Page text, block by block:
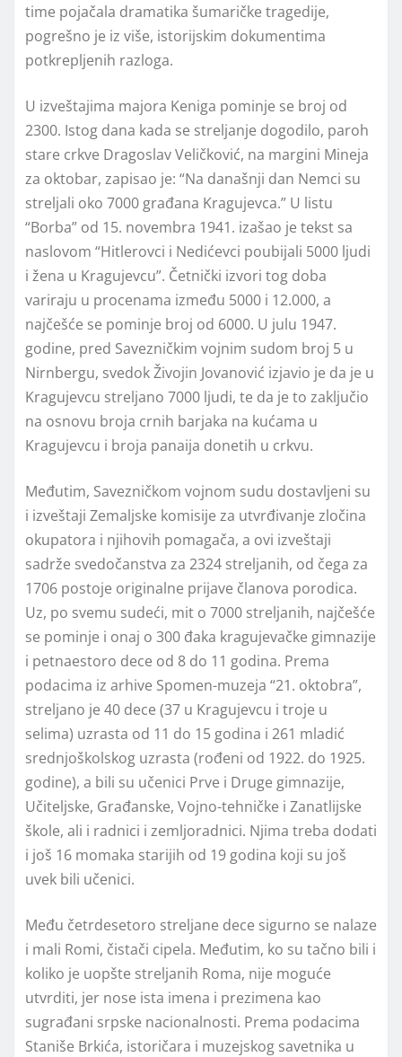
time pojačala dramatika šumaričke tragedije,
pogrešno je iz više, istorijskim dokumentima
potkrepljenih razloga.
U izveštajima majora Keniga pominje se broj od
2300. Istog dana kada se streljanje dogodilo, paroh
stare crkve Dragoslav Veličković, na margini Mineja
za oktobar, zapisao je: “Na današnji dan Nemci su
streljali oko 7000 građana Kragujevca.” U listu
“Borba” od 15. novembra 1941. izašao je tekst sa
naslovom “Hitlerovci i Nedićevci poubijali 5000 ljudi
i žena u Kragujevcu”. Četnički izvori tog doba
variraju u procenama između 5000 i 12.000, a
najčešće se pominje broj od 6000. U julu 1947.
godine, pred Savezničkim vojnim sudom broj 5 u
Nirnbergu, svedok Živojin Jovanović izjavio je da je u
Kragujevcu streljano 7000 ljudi, te da je to zaključio
na osnovu broja crnih barjaka na kućama u
Kragujevcu i broja panaija donetih u crkvu.
Međutim, Savezničkom vojnom sudu dostavljeni su
i izveštaji Zemaljske komisije za utvrđivanje zločina
okupatora i njihovih pomagača, a ovi izveštaji
sadrže svedočanstva za 2324 streljanih, od čega za
1706 postoje originalne prijave članova porodica.
Uz, po svemu sudeći, mit o 7000 streljanih, najčešće
se pominje i onaj o 300 đaka kragujevačke gimnazije
i petnaestoro dece od 8 do 11 godina. Prema
podacima iz arhive Spomen-muzeja “21. oktobra”,
streljano je 40 dece (37 u Kragujevcu i troje u
selima) uzrasta od 11 do 15 godina i 261 mladić
srednjoškolskog uzrasta (rođeni od 1922. do 1925.
godine), a bili su učenici Prve i Druge gimnazije,
Učiteljske, Građanske, Vojno-tehničke i Zanatlijske
škole, ali i radnici i zemljoradnici. Njima treba dodati
i još 16 momaka starijih od 19 godina koji su još
uvek bili učenici.
Među četrdesetoro streljane dece sigurno se nalaze
i mali Romi, čistači cipela. Međutim, ko su tačno bili i
koliko je uopšte streljanih Roma, nije moguće
utvrditi, jer nose ista imena i prezimena kao
sugrađani srpske nacionalnosti. Prema podacima
Staniše Brkića, istoričara i muzejskog savetnika u